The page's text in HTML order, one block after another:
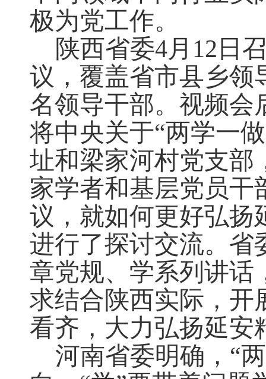
极为党工作。
陕西省委4月12日
议，覆盖省市县乡领
名领导干部。视频会
将中央关于“两学一
址和梁家河村党支部
家学者和基层党员干
议，就如何更好弘扬
进行了探讨交流。省
章党规、学系列讲话
求结合陕西实际，开
看齐，大力弘扬延安
河南省委明确，“